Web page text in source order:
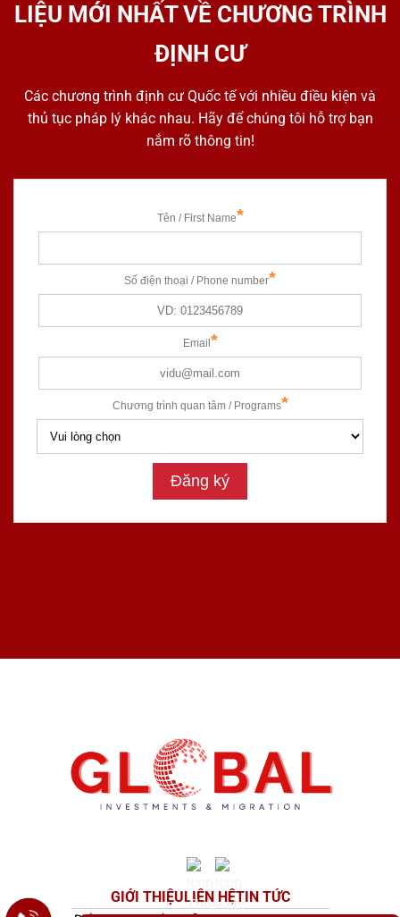
LIỆU MỚI NHẤT VỀ CHƯƠNG TRÌNH
ĐỊNH CƯ
Các chương trình định cư Quốc tế với nhiều điều kiện và
thủ tục pháp lý khác nhau. Hãy để chúng tôi hỗ trợ bạn
nắm rõ thông tin!
GIỚI THIỆULIÊN HỆTIN TỨC